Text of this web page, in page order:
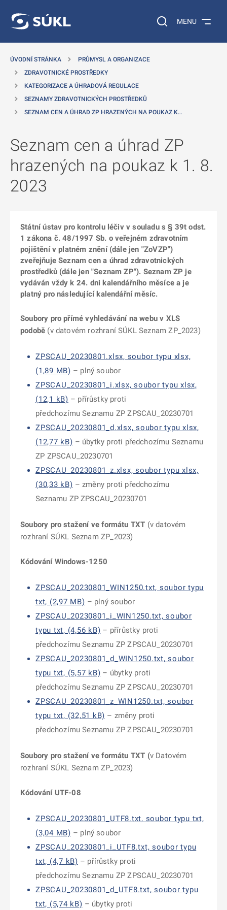
Vyhledávání na
MENU
ÚVODNÍ STRÁNKA
PRŮMYSL A ORGANIZACE
ZDRAVOTNICKÉ PROSTŘEDKY
KATEGORIZACE A ÚHRADOVÁ REGULACE
SEZNAMY ZDRAVOTNICKÝCH PROSTŘEDKŮ
SEZNAM CEN A ÚHRAD ZP HRAZENÝCH NA POUKAZ K…
Seznam cen a úhrad ZP
hrazených na poukaz k 1. 8.
2023
Státní ústav pro kontrolu léčiv v souladu s § 39t odst.
1 zákona č. 48/1997 Sb. o veřejném zdravotním
pojištění v platném znění (dále jen "ZoVZP")
zveřejňuje Seznam cen a úhrad zdravotnických
prostředků (dále jen "Seznam ZP"). Seznam ZP je
vydáván vždy k 24. dni kalendářního měsíce a je
platný pro následující kalendářní měsíc.
Soubory pro přímé vyhledávání na webu v XLS
podobě (v datovém rozhraní SÚKL Seznam ZP_2023)
ZPSCAU_20230801.xlsx, soubor typu xlsx,
(1,89 MB) – plný soubor
ZPSCAU_20230801_i.xlsx, soubor typu xlsx,
(12,1 kB) – přírůstky proti
předchozímu Seznamu ZP ZPSCAU_20230701
ZPSCAU_20230801_d.xlsx, soubor typu xlsx,
(12,77 kB) – úbytky proti předchozímu Seznamu
ZP ZPSCAU_20230701
ZPSCAU_20230801_z.xlsx, soubor typu xlsx,
(30,33 kB) – změny proti předchozímu
Seznamu ZP ZPSCAU_20230701
Soubory pro stažení ve formátu TXT (v datovém
rozhraní SÚKL Seznam ZP_2023)
Kódování Windows-1250
ZPSCAU_20230801_WIN1250.txt, soubor typu
txt, (2,97 MB) – plný soubor
ZPSCAU_20230801_i_WIN1250.txt, soubor
typu txt, (4,56 kB) – přírůstky proti
předchozímu Seznamu ZP ZPSCAU_20230701
ZPSCAU_20230801_d_WIN1250.txt, soubor
typu txt, (5,57 kB) – úbytky proti
předchozímu Seznamu ZP ZPSCAU_20230701
ZPSCAU_20230801_z_WIN1250.txt, soubor
typu txt, (32,51 kB) – změny proti
předchozímu Seznamu ZP ZPSCAU_20230701
Soubory pro stažení ve formátu TXT (v Datovém
rozhraní SÚKL Seznam ZP_2023)
Kódování UTF-08
ZPSCAU_20230801_UTF8.txt, soubor typu txt,
(3,04 MB) – plný soubor
ZPSCAU_20230801_i_UTF8.txt, soubor typu
txt, (4,7 kB) – přírůstky proti
předchozímu Seznamu ZP ZPSCAU_20230701
ZPSCAU_20230801_d_UTF8.txt, soubor typu
txt, (5,74 kB) – úbytky proti